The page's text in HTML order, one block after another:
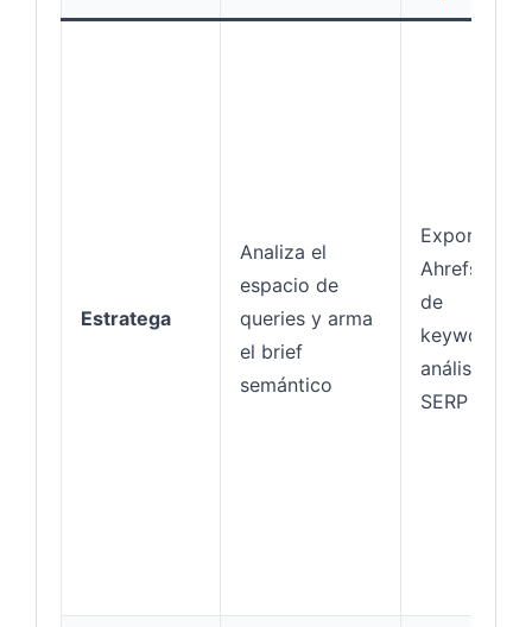
Estratega
Analiza el
espacio de
queries y arma
el brief
semántico
Export de
Ahrefs o API
de
keywords,
análisis de
SERP